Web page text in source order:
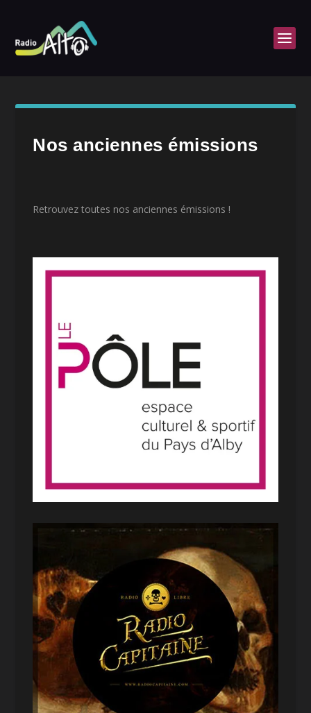
Nos anciennes émissions
Retrouvez toutes nos anciennes émissions !